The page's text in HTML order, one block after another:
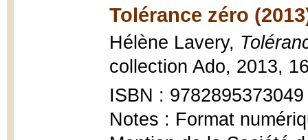
Tolérance zéro
Hélène Lavery,
collection Ado, 2013,
ISBN : 9782895373049
Notes : Format